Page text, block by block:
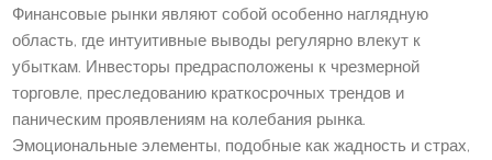
Финансовые рынки являют собой особенно наглядную
область, где интуитивные выводы регулярно влекут к
убыткам. Инвесторы предрасположены к чрезмерной
торговле, преследованию краткосрочных трендов и
паническим проявлениям на колебания рынка.
Эмоциональные элементы, подобные как жадность и страх,